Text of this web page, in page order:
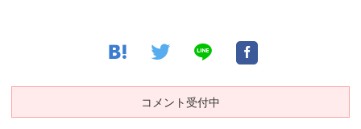
コメント受付中